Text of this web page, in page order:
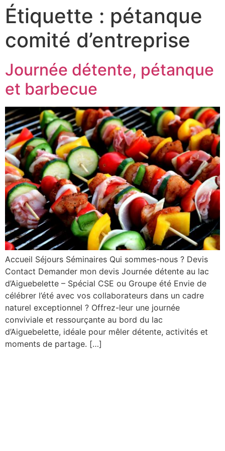
Étiquette : pétanque
comité d’entreprise
Journée détente, pétanque
et barbecue
Accueil Séjours Séminaires Qui sommes-nous ? Devis
Contact Demander mon devis Journée détente au lac
d’Aiguebelette – Spécial CSE ou Groupe été Envie de
célébrer l’été avec vos collaborateurs dans un cadre
naturel exceptionnel ? Offrez-leur une journée
conviviale et ressourçante au bord du lac
d’Aiguebelette, idéale pour mêler détente, activités et
moments de partage. […]